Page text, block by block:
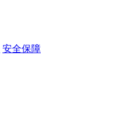
安全保障